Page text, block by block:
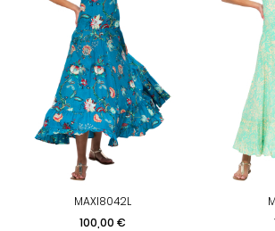
MAXI8042L
Prix
100,00 €